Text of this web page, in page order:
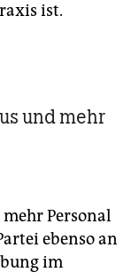
ist.
und mehr
Personal
ebenso an
im